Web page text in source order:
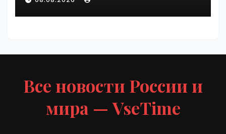
VseTime.ru
Все новости России и
мира — VseTime